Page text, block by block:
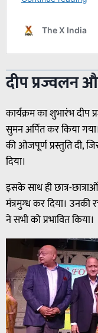
दीप प्रज्वलन
कार्यक्रम का शुभारंभ दीप
सुमन अर्पित कर किया गया।
की ओजपूर्ण प्रस्तुति दी,
दिया।
इसके साथ ही छात्र-
मंत्रमुग्ध कर दिया।
ने सभी को प्रभावित किया।